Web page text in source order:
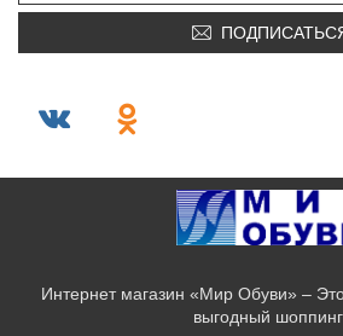
Интернет магазин «Мир Обуви» –
выгодный